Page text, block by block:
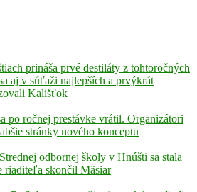
prináša prvé destiláty z tohtoročných
aj v súťaži najlepších a prvýkrát
Kališťok
po ročnej prestávke vrátil. Organizátori
stránky nového konceptu
odbornej školy v Hnúšti sa stala
riaditeľa skončil Mäsiar